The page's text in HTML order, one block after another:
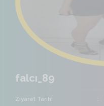
falcı_89
Ziyaret Tarihi